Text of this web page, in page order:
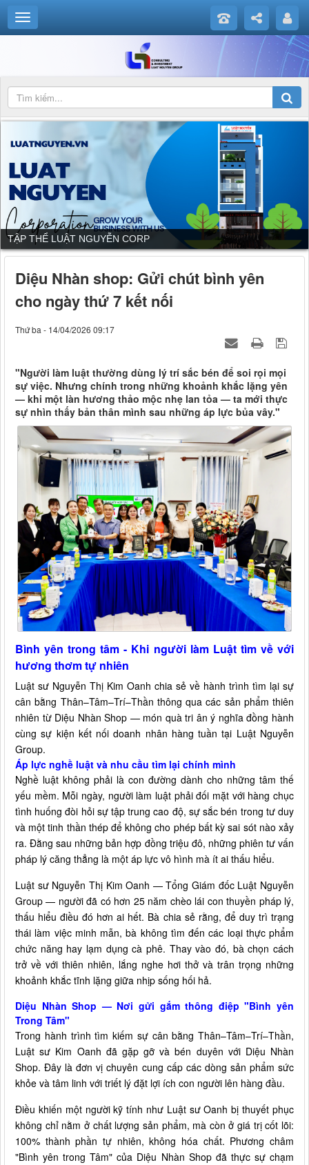
DỊCH VỤ CỦA LUẬT NGUYỄN CORP
Diệu Nhàn shop: Gửi chút bình yên
cho ngày thứ 7 kết nối
Thứ ba - 14/04/2026 09:17
"Người làm luật thường dùng lý trí sắc bén để soi rọi mọi
sự việc. Nhưng chính trong những khoảnh khắc lặng yên
— khi một làn hương thảo mộc nhẹ lan tỏa — ta mới thực
sự nhìn thấy bản thân mình sau những áp lực bủa vây."
Bình yên trong tâm - Khi người làm Luật tìm về với
hương thơm tự nhiên
Luật sư Nguyễn Thị Kim Oanh chia sẻ về hành trình tìm lại sự
cân bằng Thân–Tâm–Trí–Thần thông qua các sản phẩm thiên
nhiên từ Diệu Nhàn Shop — món quà tri ân ý nghĩa đồng hành
cùng sự kiện kết nối doanh nhân hàng tuần tại Luật Nguyễn
Group.
Áp lực nghề luật và nhu cầu tìm lại chính mình
Nghề luật không phải là con đường dành cho những tâm thế
yếu mềm. Mỗi ngày, người làm luật phải đối mặt với hàng chục
tình huống đòi hỏi sự tập trung cao độ, sự sắc bén trong tư duy
và một tinh thần thép để không cho phép bất kỳ sai sót nào xảy
ra. Đằng sau những bản hợp đồng triệu đô, những phiên tư vấn
pháp lý căng thẳng là một áp lực vô hình mà ít ai thấu hiểu.
Luật sư Nguyễn Thị Kim Oanh — Tổng Giám đốc Luật Nguyễn
Group — người đã có hơn 25 năm chèo lái con thuyền pháp lý,
thấu hiểu điều đó hơn ai hết. Bà chia sẻ rằng, để duy trì trạng
thái làm việc minh mẫn, bà không tìm đến các loại thực phẩm
chức năng hay lạm dụng cà phê. Thay vào đó, bà chọn cách
trở về với thiên nhiên, lắng nghe hơi thở và trân trọng những
khoảnh khắc tĩnh lặng giữa nhịp sống hối hả.
Diệu Nhàn Shop — Nơi gửi gắm thông điệp "Bình yên
Trong Tâm"
Trong hành trình tìm kiếm sự cân bằng Thân–Tâm–Trí–Thần,
Luật sư Kim Oanh đã gặp gỡ và bén duyên với Diệu Nhàn
Shop. Đây là đơn vị chuyên cung cấp các dòng sản phẩm sức
khỏe và tâm linh với triết lý đặt lợi ích con người lên hàng đầu.
Điều khiến một người kỹ tính như Luật sư Oanh bị thuyết phục
không chỉ nằm ở chất lượng sản phẩm, mà còn ở giá trị cốt lõi:
100% thành phần tự nhiên, không hóa chất. Phương châm
"Bình yên trong Tâm" của Diệu Nhàn Shop đã thực sự chạm